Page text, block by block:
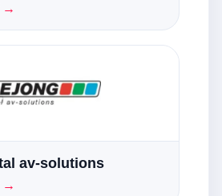
→
av-solutions
→